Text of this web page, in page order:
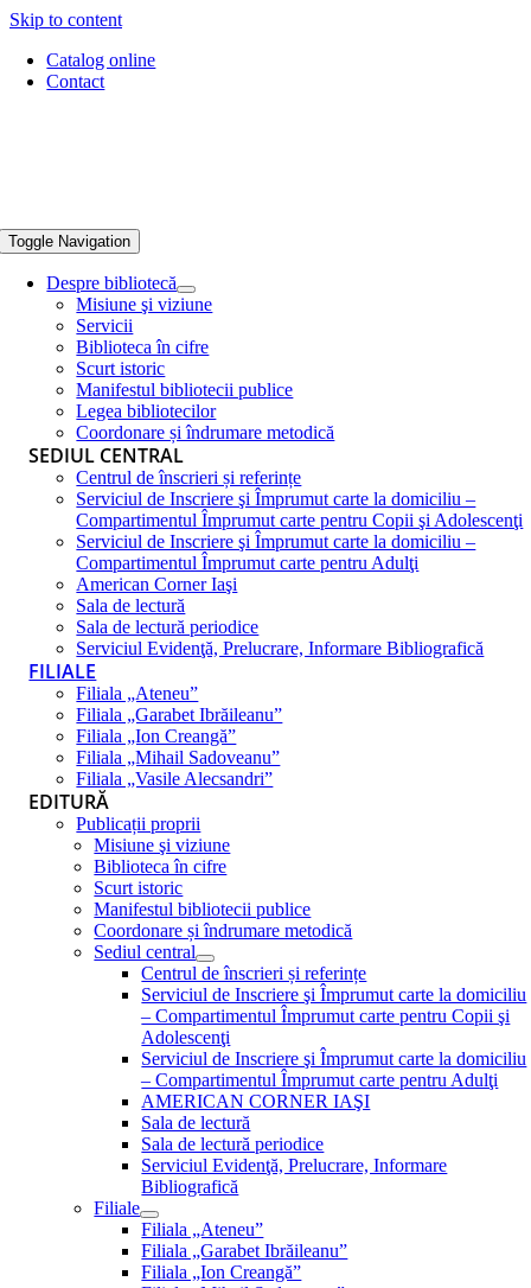
Skip to content
Catalog online
Contact
Toggle Navigation
Despre bibliotecă
Misiune şi viziune
Servicii
Biblioteca în cifre
Scurt istoric
Manifestul bibliotecii publice
Legea bibliotecilor
Coordonare și îndrumare metodică
SEDIUL CENTRAL
Centrul de înscrieri și referințe
Serviciul de Inscriere şi Împrumut carte la domiciliu –
Compartimentul Împrumut carte pentru Copii şi Adolescenţi
Serviciul de Inscriere şi Împrumut carte la domiciliu –
Compartimentul Împrumut carte pentru Adulţi
American Corner Iaşi
Sala de lectură
Sala de lectură periodice
Serviciul Evidenţă, Prelucrare, Informare Bibliografică
FILIALE
Filiala „Ateneu”
Filiala „Garabet Ibrăileanu”
Filiala „Ion Creangă”
Filiala „Mihail Sadoveanu”
Filiala „Vasile Alecsandri”
EDITURĂ
Publicații proprii
Misiune şi viziune
Biblioteca în cifre
Scurt istoric
Manifestul bibliotecii publice
Coordonare și îndrumare metodică
Sediul central
Centrul de înscrieri și referințe
Serviciul de Inscriere şi Împrumut carte la domiciliu
– Compartimentul Împrumut carte pentru Copii şi
Adolescenţi
Serviciul de Inscriere şi Împrumut carte la domiciliu
– Compartimentul Împrumut carte pentru Adulţi
AMERICAN CORNER IAŞI
Sala de lectură
Sala de lectură periodice
Serviciul Evidenţă, Prelucrare, Informare
Bibliografică
Filiale
Filiala „Ateneu”
Filiala „Garabet Ibrăileanu”
Filiala „Ion Creangă”